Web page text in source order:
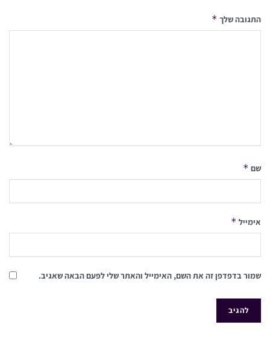
התגובה שלך *
שם *
אימייל *
שמור בדפדפן זה את השם, האימייל והאתר שלי לפעם הבאה שאגיב.